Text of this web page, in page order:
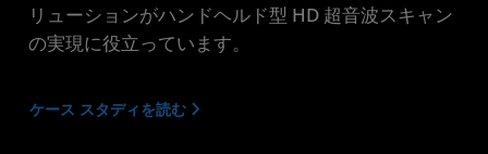
リューションがハンドヘルド型 HD 超音波スキャン
の実現に役立っています。
ケース スタディを読む